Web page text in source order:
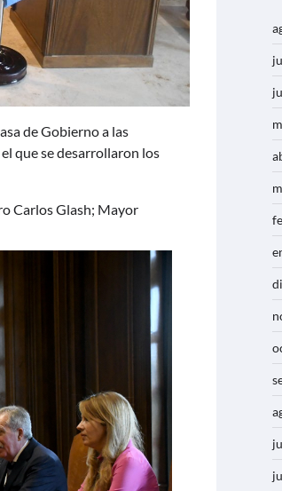
de Gobierno a las
que se desarrollaron los
Carlos Glash; Mayor